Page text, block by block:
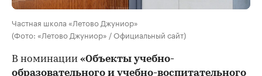
Частная школа «Летово Джуниор»
(Фото: «Летово Джуниор» / Официальный сайт)
В номинации «Объекты учебно-
образовательного и учебно-воспитательного